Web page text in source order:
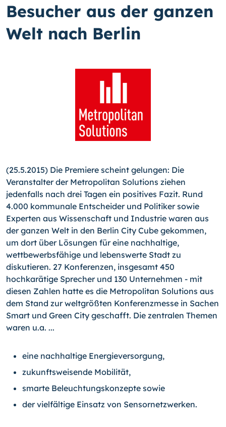
Besucher aus der ganzen
Welt nach Berlin
(25.5.2015) Die Premiere scheint gelungen: Die
Veranstalter der Metropolitan Solutions ziehen
jedenfalls nach drei Tagen ein positives Fazit. Rund
4.000 kommunale Entscheider und Politiker sowie
Experten aus Wissenschaft und Industrie wa­ren aus
der ganzen Welt in den Berlin City Cube gekommen,
um dort über Lösungen für eine nachhaltige,
wettbewerbsfä­hige und lebenswerte Stadt zu
diskutieren. 27 Konferenzen, insgesamt 450
hochkarätige Sprecher und 130 Unternehmen - mit
diesen Zahlen hatte es die Metropolitan Solutions aus
dem Stand zur weltgrößten Konferenzmesse in Sachen
Smart und Green City geschafft. Die zentralen Themen
waren u.a. ...
eine nachhaltige Energieversorgung,
zukunftsweisende Mobilität,
smarte Beleuchtungskonzepte sowie
der vielfältige Einsatz von Sensornetzwerken.